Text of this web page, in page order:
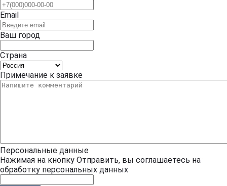
Email
Ваш город
Страна
Примечание к заявке
Персональные данные
Нажимая на кнопку Отправить, вы соглашаетесь на
обработку персональных данных